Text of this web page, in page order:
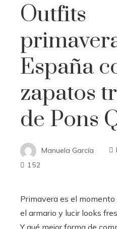
Outfits
España
zapatos
de Pons
Manuela García
152
Primavera es el
el armario y lucir looks
Y qué mejor forma de